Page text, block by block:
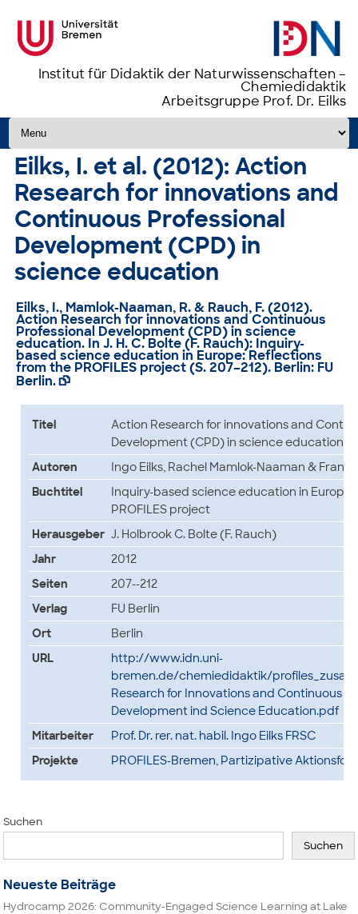
Institut für Didaktik der Naturwissenschaften –
Chemiedidaktik
Arbeitsgruppe Prof. Dr. Eilks
Zum Inhalt springen
Eilks, I. et al. (2012): Action
Research for innovations and
Continuous Professional
Development (CPD) in
science education
Eilks, I., Mamlok-Naaman, R. & Rauch, F. (2012).
Action Research for innovations and Continuous
Professional Development (CPD) in science
education. In J. H. C. Bolte (F. Rauch): Inquiry-
based science education in Europe: Reflections
from the PROFILES project (S. 207–212). Berlin: FU
Berlin. 
Titel
Action Research for innovations and
Development (CPD) in science education
Autoren
Ingo Eilks, Rachel Mamlok-Naaman & Franz
Buchtitel
Inquiry-based science education in
PROFILES project
Herausgeber J. Holbrook C. Bolte (F. Rauch)
Jahr
2012
Seiten
207--212
Verlag
FU Berlin
Ort
Berlin
URL
http://www.idn.uni-
bremen.de/chemiedidaktik/
Research for Innovations and Continuous
Development ind Science Education.pdf
Mitarbeiter
Prof. Dr. rer. nat. habil. Ingo Eilks FRSC
Projekte
PROFILES-Bremen, Partizipative
Suchen
Suchen
Neueste Beiträge
Hydrocamp 2026: Community-Engaged Science Learning at Lake